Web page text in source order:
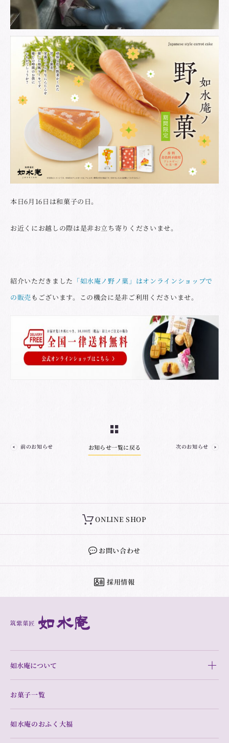
本日6月16日は和菓子の日。
お近くにお越しの際は是非お立ち寄りくださいませ。
紹介いただきました 「如水庵ノ野ノ菓」はオンラインショップで
の販売もございます。この機会に是非ご利用くださいませ。
前のお知らせ お知らせ一覧に戻る 次のお知らせ
ONLINE SHOP
お問い合わせ
採用情報
如水庵について
お菓子一覧
如水庵のおふく大福